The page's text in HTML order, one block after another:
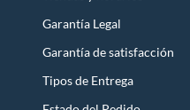
Garantía Legal
Garantía de satisfacción
Tipos de Entrega